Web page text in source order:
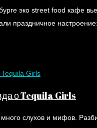
эко street food кафе
праздничное
о Tequila Girls
много слухов и мифов.